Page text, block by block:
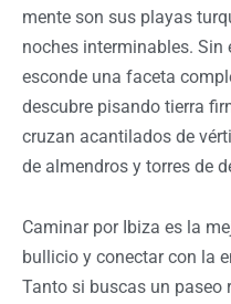
mente son sus playas
noches interminables.
esconde una faceta
descubre pisando tierra
cruzan acantilados de
de almendros y torres de
Caminar por Ibiza es la
bullicio y conectar con la
Tanto si buscas un paseo